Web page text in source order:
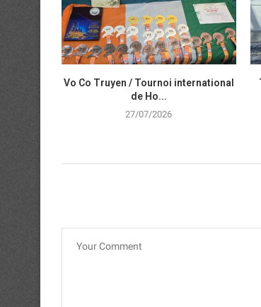
Vo Co Truyen / Tournoi international
de Ho...
27/07/2026